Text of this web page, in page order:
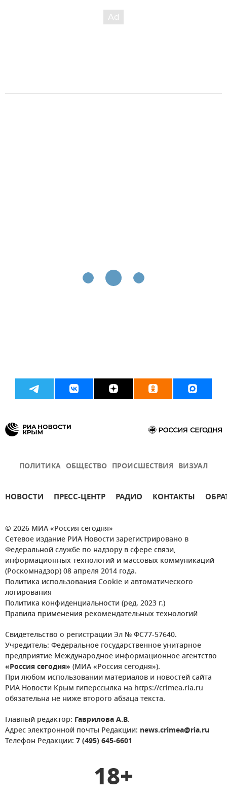
ПОЛИТИКА ОБЩЕСТВО ПРОИСШЕСТВИЯ ВИЗУАЛ
НОВОСТИ ПРЕСС-ЦЕНТР РАДИО КОНТАКТЫ
© 2026 МИА «Россия сегодня»
Сетевое издание РИА Новости зарегистрировано в
Федеральной службе по надзору в сфере связи,
информационных технологий и массовых коммуникаций
(Роскомнадзор) 08 апреля 2014 года.
Политика использования Cookie и автоматического
логирования
Политика конфиденциальности (ред. 2023 г.)
Правила применения рекомендательных технологий
Свидетельство о регистрации Эл № ФС77-57640.
Учредитель: Федеральное государственное унитарное
предприятие Международное информационное агентство
«Россия сегодня» (МИА «Россия сегодня»).
При любом использовании материалов и новостей сайта
РИА Новости Крым гиперссылка на https://crimea.ria.ru
обязательна не ниже второго абзаца текста.
Главный редактор: Гаврилова А.В.
Адрес электронной почты Редакции: news.crimea@ria.ru
Телефон Редакции: 7 (495) 645-6601
18+